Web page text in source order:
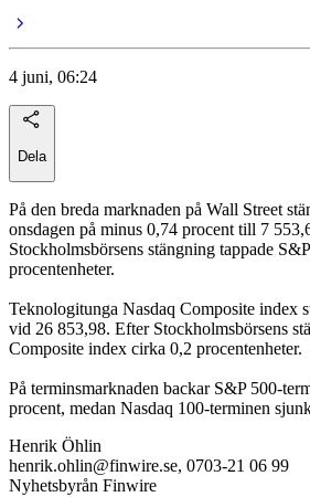
4 juni, 06:24
Dela
På den breda marknaden på Wall Street
onsdagen på minus 0,74 procent till 7
Stockholmsbörsens stängning tappade
procentenheter.
Teknologitunga Nasdaq Composite index
vid 26 853,98. Efter Stockholmsbörsens
Composite index cirka 0,2 procentenheter.
På terminsmarknaden backar S&P 500-
procent, medan Nasdaq 100-terminen
Henrik Öhlin
henrik.ohlin@finwire.se, 0703-21 06 99
Nyhetsbyrån Finwire